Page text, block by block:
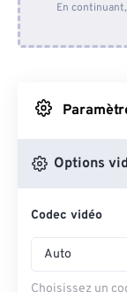
En
Options
Codec vidéo
Auto
Choisissez un